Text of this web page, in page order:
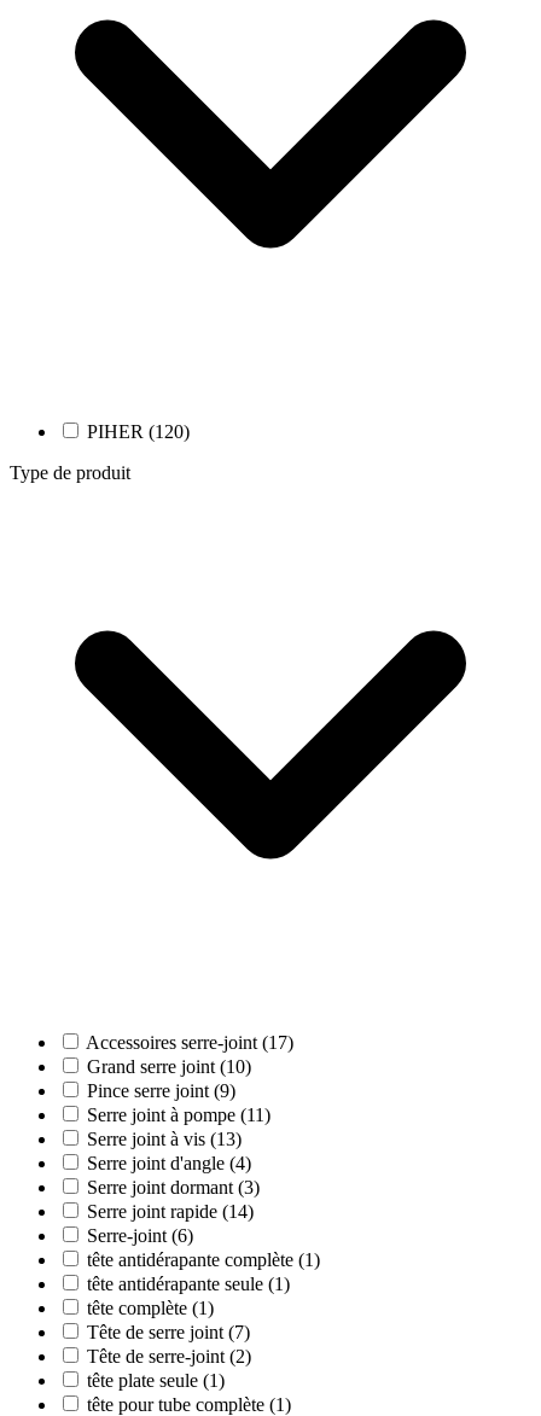
PIHER (120)
Type de produit
Accessoires serre-joint (17)
Grand serre joint (10)
Pince serre joint (9)
Serre joint à pompe (11)
Serre joint à vis (13)
Serre joint d'angle (4)
Serre joint dormant (3)
Serre joint rapide (14)
Serre-joint (6)
tête antidérapante complète (1)
tête antidérapante seule (1)
tête complète (1)
Tête de serre joint (7)
Tête de serre-joint (2)
tête plate seule (1)
tête pour tube complète (1)